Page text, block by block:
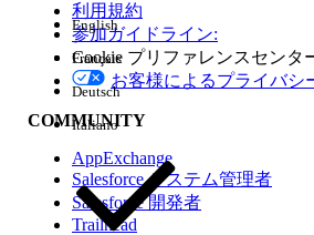
エディション
環境
利用規約
参加ガイドライン:
Cookie プリファレンスセンタ
お客様によるプライバシ
COMMUNITY
AppExchange
Salesforce システム管理者
Salesforce 開発者
Trailhead
English
Français
Deutsch
Italiano